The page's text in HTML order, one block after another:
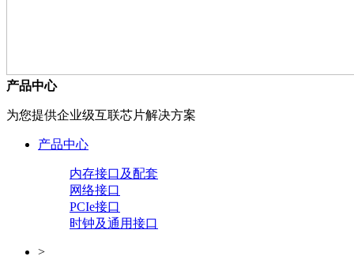
产品中心
为您提供企业级互联芯片解决方案
产品中心
内存接口及配套
网络接口
PCIe接口
时钟及通用接口
>